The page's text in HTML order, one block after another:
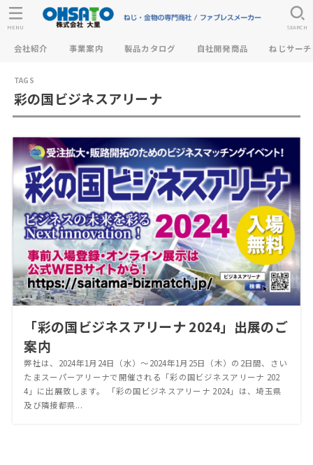
会社紹介 事業案内 製品カタログ 自社開発商品 ねじサーチ
SEARCH
MENU
彩の国ビジネスアリーナ
「彩の国ビジネスアリーナ 2024」出展のご
案内
弊社は、2024年1月24日（水）～2024年1月25日（木）の2日間、さい
たまスーパーアリーナで開催される「彩の国ビジネスアリーナ 202
4」に出展致します。 「彩の国ビジネスアリーナ 2024」は、埼玉県
及び隣接都県...